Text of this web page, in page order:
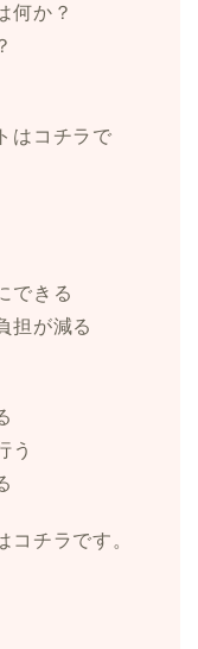
何か？
はコチラで
できる
担が減る
う
チラです。